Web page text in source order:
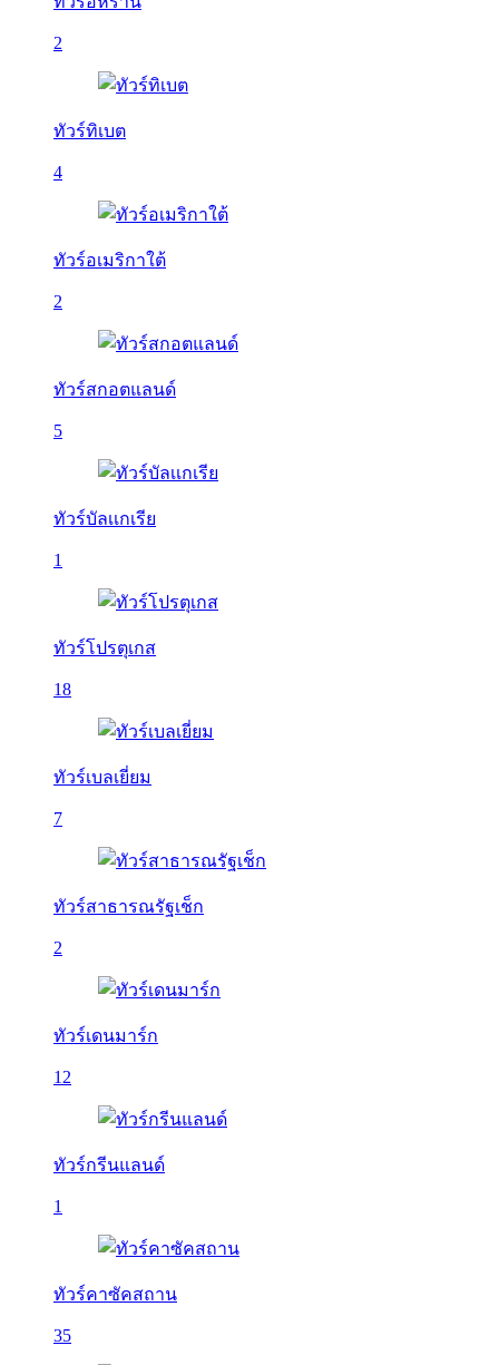
2
ทัวร์ทิเบต
4
ทัวร์อเมริกาใต้
2
ทัวร์สกอตแลนด์
5
ทัวร์บัลเเกเรีย
1
ทัวร์โปรตุเกส
18
ทัวร์เบลเยี่ยม
7
ทัวร์สาธารณรัฐเช็ก
2
ทัวร์เดนมาร์ก
12
ทัวร์กรีนแลนด์
1
ทัวร์คาซัคสถาน
35